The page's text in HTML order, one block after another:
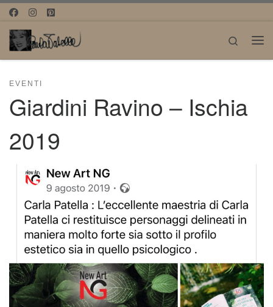
Passa al contenuto
Search
EVENTI
Giardini Ravino – Ischia
2019